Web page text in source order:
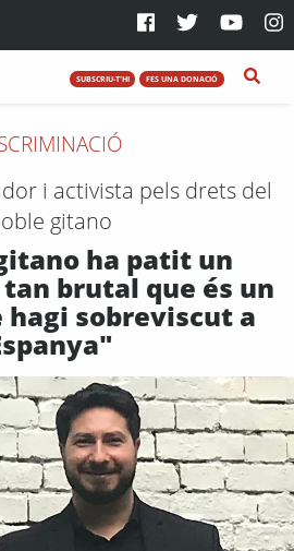
SUBSCRIU-T'HI FES UNA DONACIÓ
i activista pels drets del
gitano
ha patit un
brutal que és un
hagi sobreviscut a